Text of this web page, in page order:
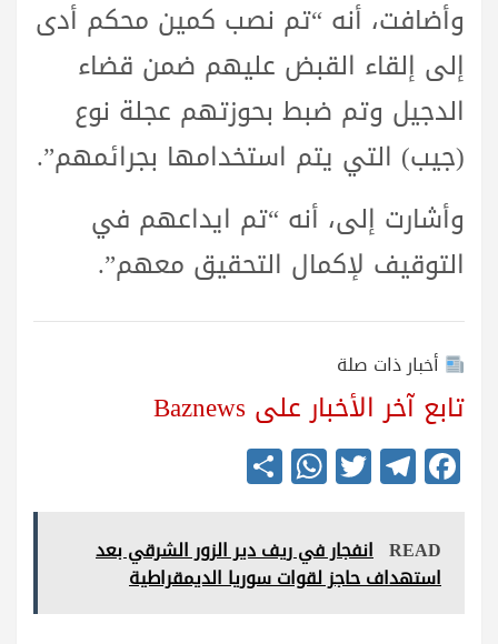
وأضافت، أنه “تم نصب كمين محكم أدى
إلى إلقاء القبض عليهم ضمن قضاء
الدجيل وتم ضبط بحوزتهم عجلة نوع
(جيب) التي يتم استخدامها بجرائمهم”.
وأشارت إلى، أنه “تم ايداعهم في
التوقيف لإكمال التحقيق معهم”.
أخبار ذات صلة
تابع آخر الأخبار على Baznews
Fa
ce
bo
ok
Te
le
gr
a
m
T
wi
tte
r
W
ha
ts
A
pp
re READ انفجار في ريف دير الزور الشرقي بعد
استهداف حاجز لقوات سوريا الديمقراطية